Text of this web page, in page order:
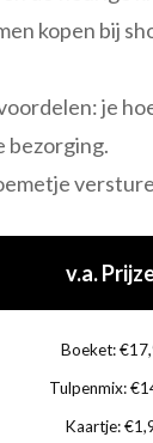
kopen bij
je
bezorging.
v.a.
Boeket:
Tulpenmix:
Kaartje: